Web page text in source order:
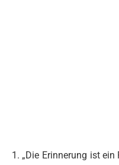
1. „Die Erinnerung ist